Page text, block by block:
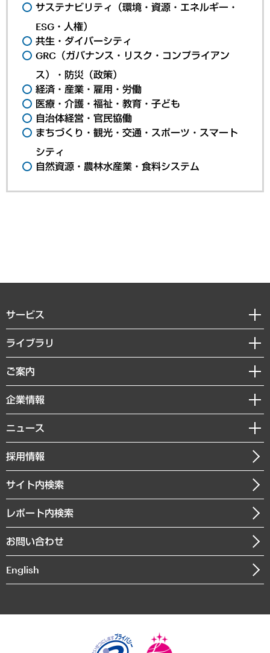
サステナビリティ（環境・資源・エネルギー・
ESG・人権）
共生・ダイバーシティ
GRC（ガバナンス・リスク・コンプライアン
ス）・防災（政策）
経済・産業・雇用・労働
医療・介護・福祉・教育・子ども
自治体経営・官民協働
まちづくり・観光・交通・スポーツ・スマート
シティ
自然資源・農林水産業・食料システム
サービス
経営戦略
組織・人事戦略
デジタルイノベーション
共生・ダイバーシティ
GRC（ガバナンス・リスク・コンプライアンス）・防災（政策）
経済・産業・雇用・労働
まちづくり・観光・交通・スポーツ・スマートシティ
自然資源・農林水産業・食料システム
ライブラリ
経済調査
レポート
コラム
経営用語集
受託・受注実績（官公庁関連）
メディア掲載・出演
ご案内
セミナー・イベント情報
MUFGビジネスセミナー
受託案件情報
企業情報
私たちの想い
社長メッセージ
会社概要
沿革
組織図・本部部室紹介
インドネシア現地法人
個人情報保護方針
ニュース
ニュースリリース
お知らせ
採用情報
サイト内検索
レポート内検索
お問い合わせ
English